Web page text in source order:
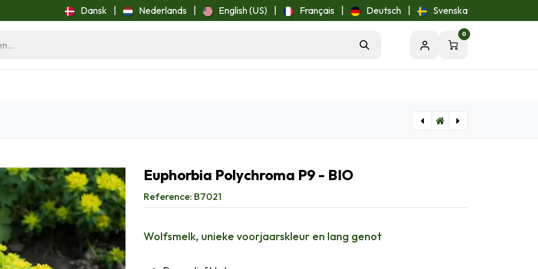
Dansk | Nederlands | English (US) | Français | Deutsch | Svenska
0
Euphorbia Polychroma P9 - BIO
Reference: B7021
Wolfsmelk, unieke voorjaarskleur en lang genot